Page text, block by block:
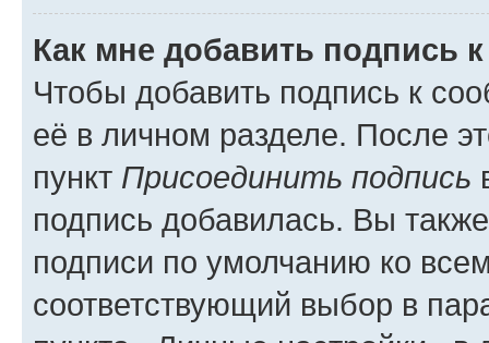
Как мне добавить подпись
Чтобы добавить подпись к
её в личном разделе. После
пункт Присоединить подпись
подпись добавилась. Вы
подписи по умолчанию ко
соответствующий выбор в